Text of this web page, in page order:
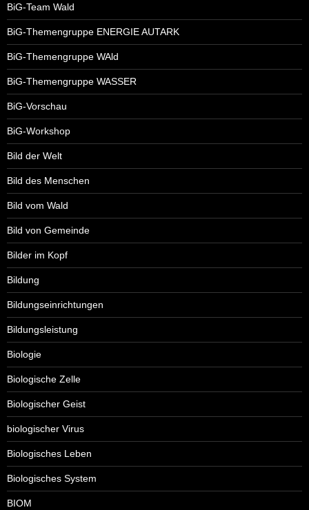
BiG-Team Wald
BiG-Themengruppe ENERGIE AUTARK
BiG-Themengruppe WAld
BiG-Themengruppe WASSER
BiG-Vorschau
BiG-Workshop
Bild der Welt
Bild des Menschen
Bild vom Wald
Bild von Gemeinde
Bilder im Kopf
Bildung
Bildungseinrichtungen
Bildungsleistung
Biologie
Biologische Zelle
Biologischer Geist
biologischer Virus
Biologisches Leben
Biologisches System
BIOM